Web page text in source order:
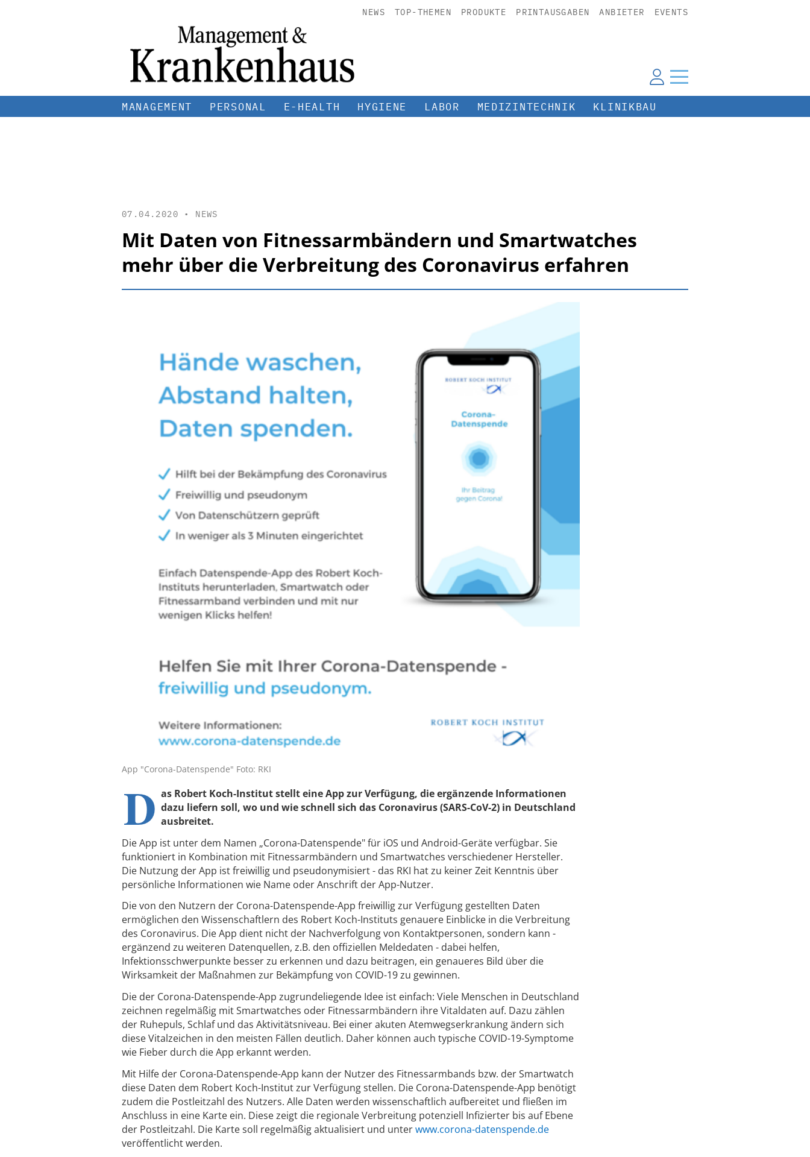
NEWS TOP-THEMEN PRODUKTE PRINTAUSGABEN ANBIETER EVENTS
MANAGEMENT PERSONAL E-HEALTH HYGIENE LABOR MEDIZINTECHNIK KLINIKBAU
07.04.2020 • NEWS
Mit Daten von Fitnessarmbändern und Smartwatches
mehr über die Verbreitung des Coronavirus erfahren
App "Corona-Datenspende" Foto: RKI
D as Robert Koch-Institut stellt eine App zur Verfügung, die ergänzende Informationen
dazu liefern soll, wo und wie schnell sich das Coronavirus (SARS-CoV-2) in Deutschland
ausbreitet.
Die App ist unter dem Namen „Corona-Datenspende" für iOS und Android-Geräte verfügbar. Sie
funktioniert in Kombination mit Fitnessarmbändern und Smartwatches verschiedener Hersteller.
Die Nutzung der App ist freiwillig und pseudonymisiert - das RKI hat zu keiner Zeit Kenntnis über
persönliche Informationen wie Name oder Anschrift der App-Nutzer.
Die von den Nutzern der Corona-Datenspende-App freiwillig zur Verfügung gestellten Daten
ermöglichen den Wissenschaftlern des Robert Koch-Instituts genauere Einblicke in die Verbreitung
des Coronavirus. Die App dient nicht der Nachverfolgung von Kontaktpersonen, sondern kann -
ergänzend zu weiteren Datenquellen, z.B. den offiziellen Meldedaten - dabei helfen,
Infektionsschwerpunkte besser zu erkennen und dazu beitragen, ein genaueres Bild über die
Wirksamkeit der Maßnahmen zur Bekämpfung von COVID-19 zu gewinnen.
Die der Corona-Datenspende-App zugrundeliegende Idee ist einfach: Viele Menschen in Deutschland
zeichnen regelmäßig mit Smartwatches oder Fitnessarmbändern ihre Vitaldaten auf. Dazu zählen
der Ruhepuls, Schlaf und das Aktivitätsniveau. Bei einer akuten Atemwegserkrankung ändern sich
diese Vitalzeichen in den meisten Fällen deutlich. Daher können auch typische COVID-19-Symptome
wie Fieber durch die App erkannt werden.
Mit Hilfe der Corona-Datenspende-App kann der Nutzer des Fitnessarmbands bzw. der Smartwatch
diese Daten dem Robert Koch-Institut zur Verfügung stellen. Die Corona-Datenspende-App benötigt
zudem die Postleitzahl des Nutzers. Alle Daten werden wissenschaftlich aufbereitet und fließen im
Anschluss in eine Karte ein. Diese zeigt die regionale Verbreitung potenziell Infizierter bis auf Ebene
der Postleitzahl. Die Karte soll regelmäßig aktualisiert und unterwww.corona-datenspende.de
veröffentlicht werden.